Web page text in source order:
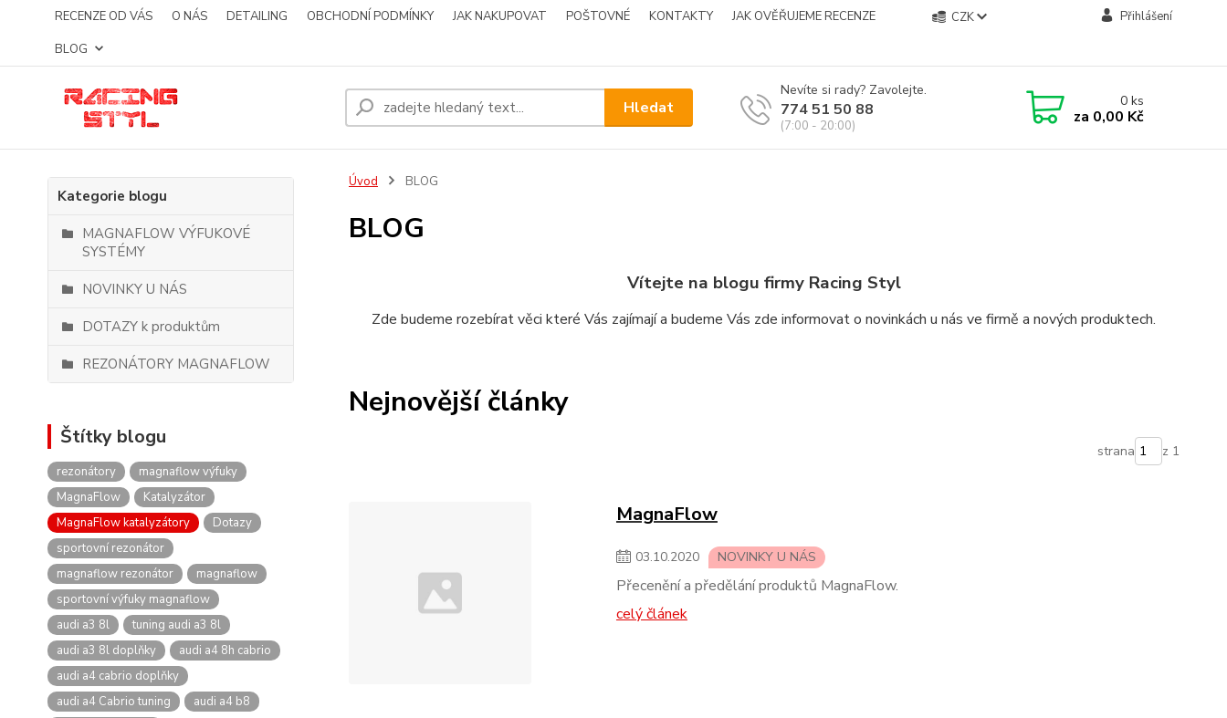
RECENZE OD VÁS O NÁS DETAILING OBCHODNÍ PODMÍNKY JAK NAKUPOVAT POŠTOVNÉ KONTAKTY
JAK OVĚŘUJEME RECENZE
BLOG
CZK Přihlášení
Hledat
Nevíte si rady? Zavolejte.
774 51 50 88
(7:00 - 20:00)
0ks
za 0,00 Kč
Kategorie blogu
MAGNAFLOW VÝFUKOVÉ
SYSTÉMY
NOVINKY U NÁS
DOTAZY k produktům
REZONÁTORY MAGNAFLOW
Štítky blogu
rezonátory
magnaflow výfuky
MagnaFlow
Katalyzátor
MagnaFlow katalyzátory
Dotazy
sportovní rezonátor
magnaflow rezonátor
magnaflow
sportovní výfuky magnaflow
audi a3 8l
tuning audi a3 8l
audi a3 8l doplňky
audi a4 8h cabrio
audi a4 cabrio doplňky
audi a4 Cabrio tuning
audi a4 b8
Úvod BLOG
BLOG
Vítejte na blogu firmy Racing Styl
Zde budeme rozebírat věci které Vás zajímají a budeme Vás zde informovat o novinkách u nás ve firmě a nových produktech.
Nejnovější články
strana z 1
MagnaFlow
03.10.2020 NOVINKY U NÁS
Přecenění a předělání produktů MagnaFlow.
celý článek